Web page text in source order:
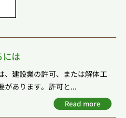
は
、建設業の許可、または解体工
があります。許可と...
Read more